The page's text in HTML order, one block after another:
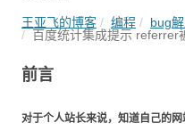
王亚飞的博客 编程
bug
百度统计集成提示 referrer
前言
对于个人站长来说，知道自己的